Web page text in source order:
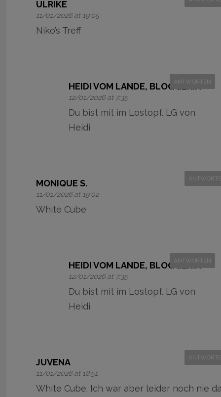
ULRIKE
11/01/2026 at 19:05
Niko’s Treff
HEIDI VOM LANDE, BLOGGERIN
12/01/2026 at 7:35
ANTWORTEN
Du bist mit im Lostopf. LG von
Heidi
MONIQUE S.
11/01/2026 at 19:02
White Cube
HEIDI VOM LANDE, BLOGGERIN
12/01/2026 at 7:35
ANTWORTEN
Du bist mit im Lostopf. LG von
Heidi
JUVENA
11/01/2026 at 18:51
White Cube. Ich war aber leider noch nie